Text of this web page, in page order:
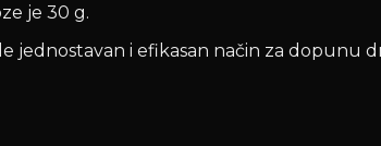
je 30 g.
jednostavan i efikasan način za dopunu